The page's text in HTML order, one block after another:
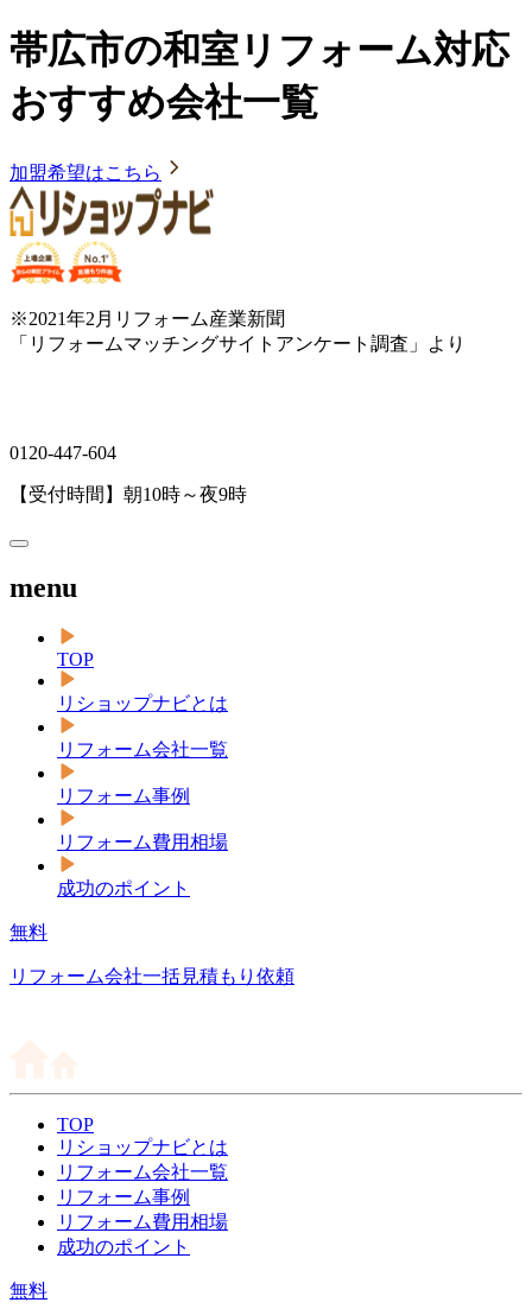
帯広市の和室リフォーム対応
おすすめ会社一覧
加盟希望はこちら
※2021年2月リフォーム産業新聞
「リフォームマッチングサイトアンケート調査」より
0120-447-604
【受付時間】朝10時～夜9時
menu
TOP
リショップナビとは
リフォーム会社一覧
リフォーム事例
リフォーム費用相場
成功のポイント
無料
リフォーム会社一括見積もり依頼
TOP
リショップナビとは
リフォーム会社一覧
リフォーム事例
リフォーム費用相場
成功のポイント
無料